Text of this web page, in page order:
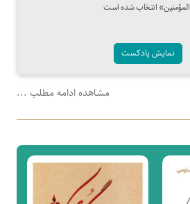
المؤمنین» انتخاب شده است
نمایش پادکست
مشاهده ادامه مطلب ...